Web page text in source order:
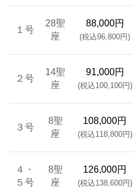
１号
28聖
座
88,000円
(税込96,800円)
２号
14聖
座
91,000円
(税込100,100円)
３号
8聖
座
108,000円
(税込118,800円)
４・
５号
8聖
座
126,000円
(税込138,600円)